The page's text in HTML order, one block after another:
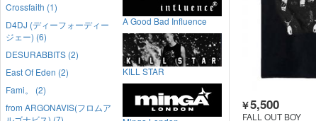
￥5,500
FALL OUT BOY
Crossfaith (1)
D4DJ (ディーフォーディー
ジェー) (6)
DESURABBITS (2)
East Of Eden (2)
Fami。 (2)
from ARGONAVIS(フロムア
A Good Bad Influence
KILL STAR